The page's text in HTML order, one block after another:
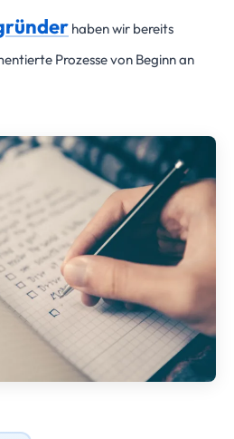
haben wir bereits
Prozesse von Beginn an